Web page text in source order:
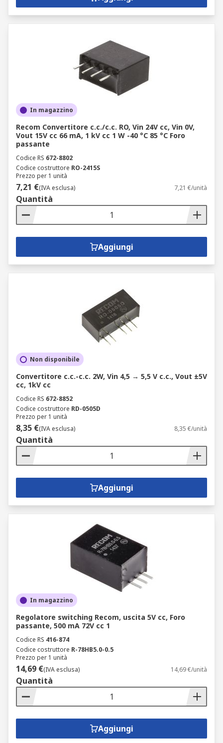
In magazzino
Recom Convertitore c.c./c.c. RO, Vin 24V cc, Vin 0V,
Vout 15V cc 66 mA, 1 kV cc 1 W -40 °C 85 °C Foro
passante
Codice RS 672-8802
Codice costruttore RO-2415S
Prezzo per 1 unità
7,21 €(IVA esclusa) 7,21 €/unità
Quantità
Aggiungi
Non disponibile
Convertitore c.c.-c.c. 2W, Vin 4,5 → 5,5 V c.c., Vout ±5V
cc, 1kV cc
Codice RS 672-8852
Codice costruttore RD-0505D
Prezzo per 1 unità
8,35 €(IVA esclusa) 8,35 €/unità
Quantità
Aggiungi
In magazzino
Regolatore switching Recom, uscita 5V cc, Foro
passante, 500 mA 72V cc 1
Codice RS 416-874
Codice costruttore R-78HB5.0-0.5
Prezzo per 1 unità
14,69 €(IVA esclusa) 14,69 €/unità
Quantità
Aggiungi